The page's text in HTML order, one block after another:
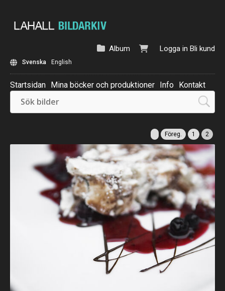
Logga in Bli kund
Album
Svenska English
Startsidan Mina böcker och produktioner Info Kontakt
Beställ: Kalender 2025
Föreg. 1 2